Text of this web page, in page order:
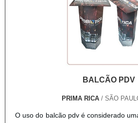
BALCÃO PDV
PRIMA RICA / SÃO
O uso do balcão pdv é considerado